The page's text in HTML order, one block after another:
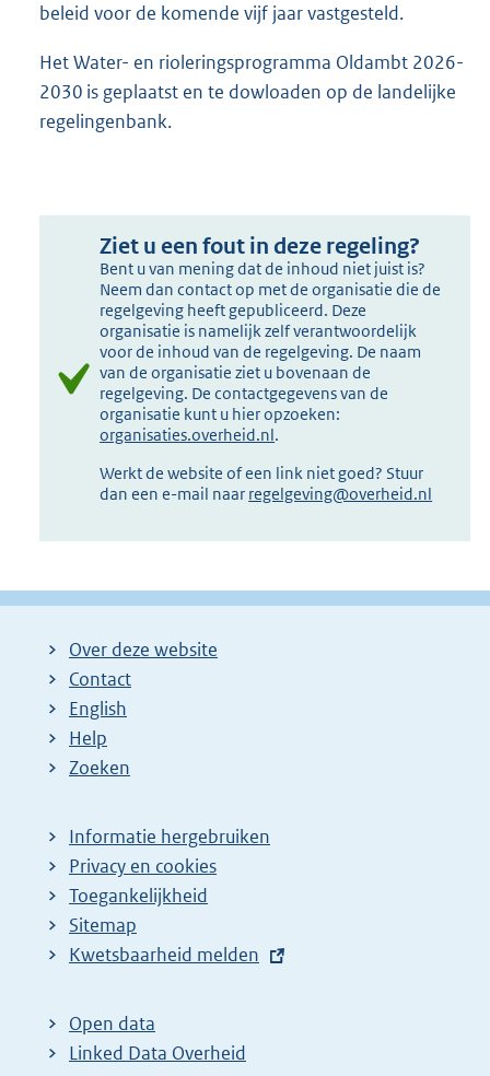
beleid voor de komende vijf jaar vastgesteld.
Het Water- en rioleringsprogramma Oldambt 2026-
2030 is geplaatst en te dowloaden op de landelijke
regelingenbank.
Ziet u een fout in deze regeling?
Bent u van mening dat de inhoud niet juist is?
Neem dan contact op met de organisatie die de
regelgeving heeft gepubliceerd. Deze
organisatie is namelijk zelf verantwoordelijk
voor de inhoud van de regelgeving. De naam
van de organisatie ziet u bovenaan de
regelgeving. De contactgegevens van de
organisatie kunt u hier opzoeken:
organisaties.overheid.nl.
Werkt de website of een link niet goed? Stuur
dan een e-mail naar regelgeving@overheid.nl
Over deze website
Contact
English
Help
Zoeken
Informatie hergebruiken
Privacy en cookies
Toegankelijkheid
Sitemap
E
t
e
Kwetsbaarheid melden
Open data
Linked Data Overheid